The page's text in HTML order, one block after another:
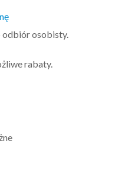
odbiór osobisty.
rabaty.